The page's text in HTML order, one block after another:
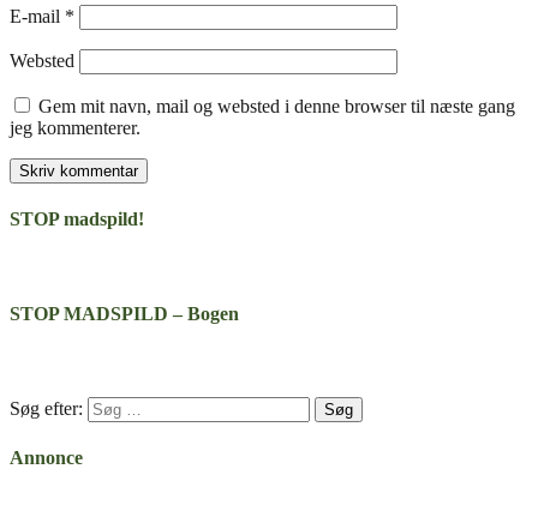
E-mail *
Websted
Gem mit navn, mail og websted i denne browser til næste gang
jeg kommenterer.
STOP madspild!
STOP MADSPILD – Bogen
Søg efter:
Annonce